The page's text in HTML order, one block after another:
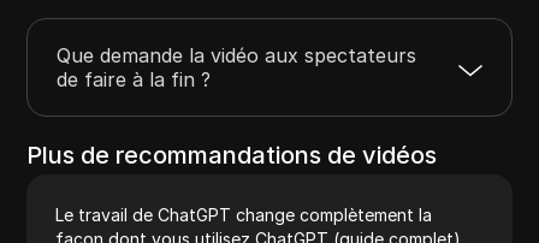
Que demande la vidéo aux spectateurs
de faire à la fin ?
Plus de recommandations de vidéos
Le travail de ChatGPT change complètement la
façon dont vous utilisez ChatGPT (guide complet)